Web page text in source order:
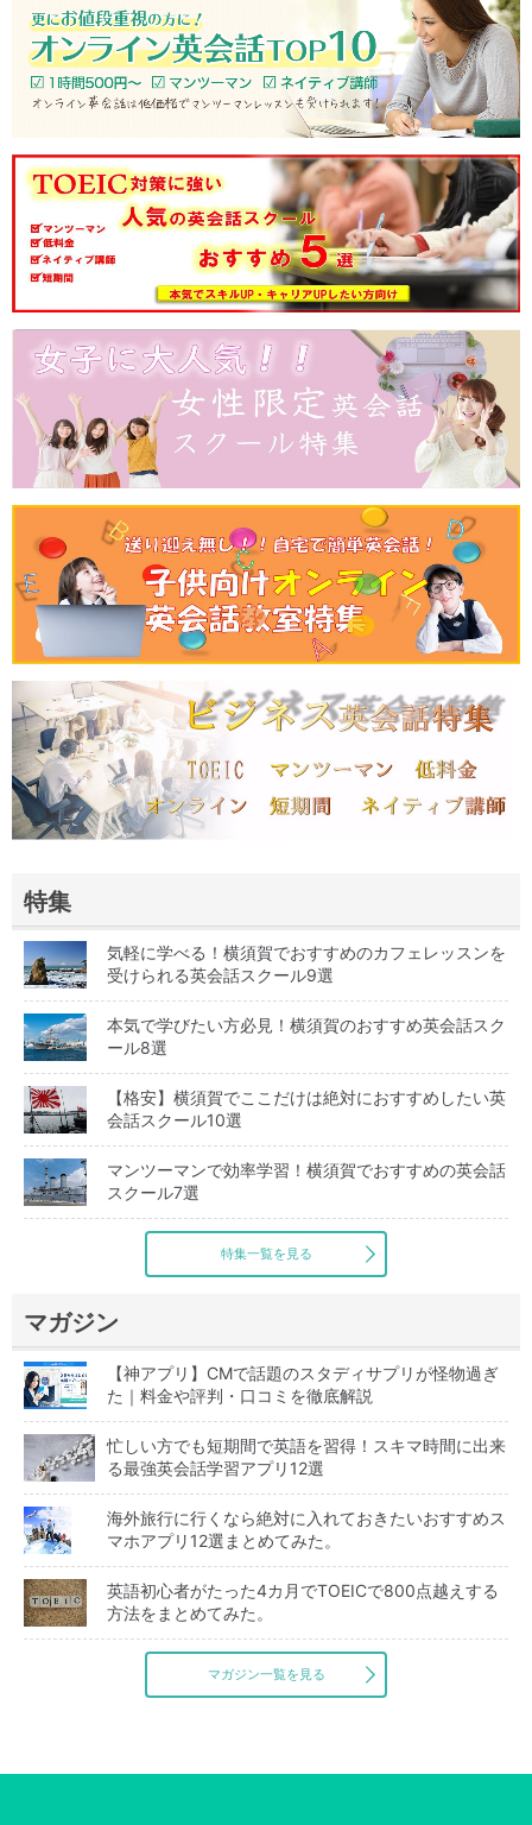
特集
気軽に学べる！横須賀でおすすめのカフェレッスンを
受けられる英会話スクール9選
本気で学びたい方必見！横須賀のおすすめ英会話スク
ール8選
【格安】横須賀でここだけは絶対におすすめしたい英
会話スクール10選
マンツーマンで効率学習！横須賀でおすすめの英会話
スクール7選
特集一覧を見る
マガジン
【神アプリ】CMで話題のスタディサプリが怪物過ぎ
た｜料金や評判・口コミを徹底解説
忙しい方でも短期間で英語を習得！スキマ時間に出来
る最強英会話学習アプリ12選
海外旅行に行くなら絶対に入れておきたいおすすめス
マホアプリ12選まとめてみた。
英語初心者がたった4カ月でTOEICで800点越えする
方法をまとめてみた。
マガジン一覧を見る